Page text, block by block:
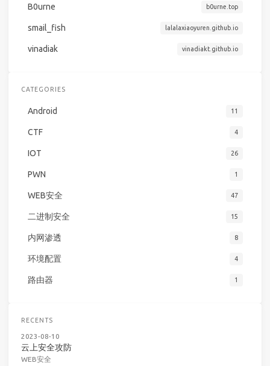
B0urne b0urne.top
smail_fish lalalaxiaoyuren.github.io
vinadiak vinadiakt.github.io
CATEGORIES
Android 11
CTF 4
IOT 26
PWN 1
WEB安全 47
二进制安全 15
内网渗透 8
环境配置 4
路由器 1
RECENTS
2023-08-10
云上安全攻防
WEB安全